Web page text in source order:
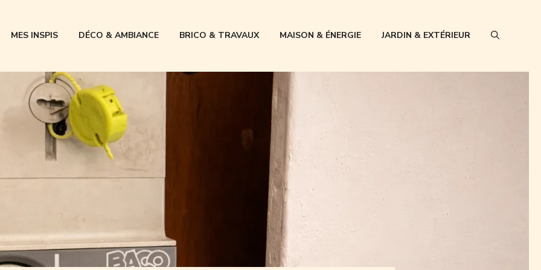
MES INSPIS DÉCO & AMBIANCE BRICO & TRAVAUX MAISON & ÉNERGIE JARDIN & EXTÉRIEUR